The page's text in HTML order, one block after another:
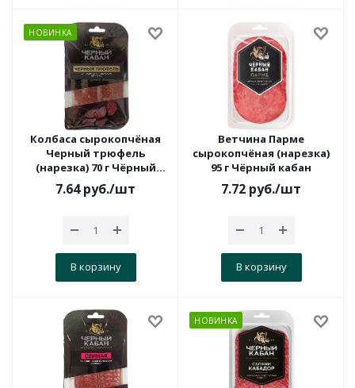
НОВИНКА
Колбаса сырокопчёная
Черный трюфель
(нарезка) 70 г Чёрный
Кабан
7.64руб./шт
В корзину
Ветчина Парме
сырокопчёная (нарезка)
95 г Чёрный кабан
7.72 руб./шт
В корзину
НОВИНКА